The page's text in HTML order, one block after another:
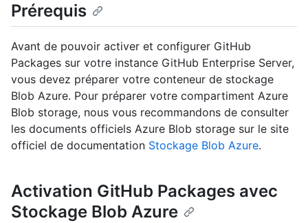
Prérequis
Avant de pouvoir activer et configurer GitHub
Packages sur votre instance GitHub Enterprise Server,
vous devez préparer votre conteneur de stockage
Blob Azure. Pour préparer votre compartiment Azure
Blob storage, nous vous recommandons de consulter
les documents officiels Azure Blob storage sur le site
officiel de documentation Stockage Blob Azure.
Activation GitHub Packages avec
Stockage Blob Azure